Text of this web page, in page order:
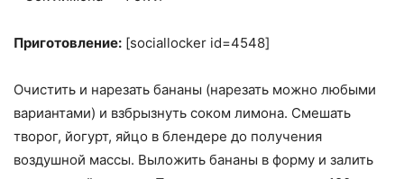
Приготовление: [sociallocker id=4548]
Очистить и нарезать бананы (нарезать можно любыми
вариантами) и взбрызнуть соком лимона. Смешать
творог, йогурт, яйцо в блендере до получения
воздушной массы. Выложить бананы в форму и залить